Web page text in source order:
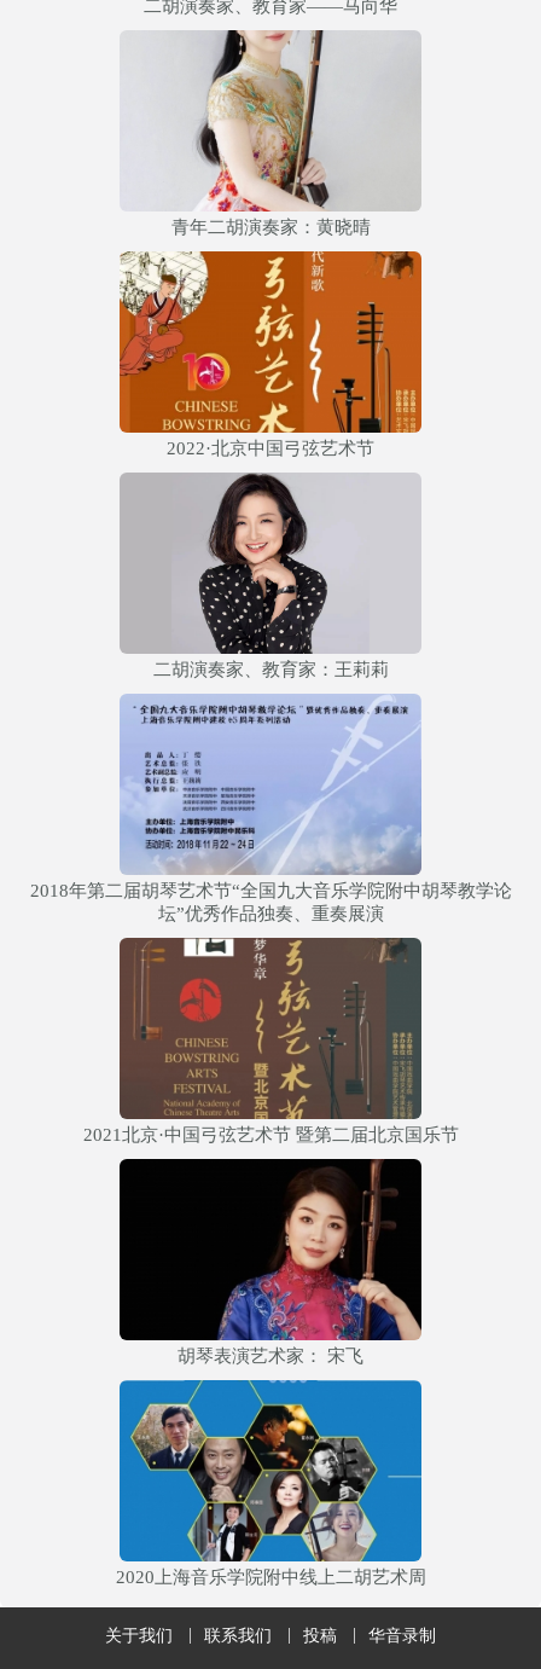
二胡演奏家、教育家——马向华
青年二胡演奏家：黄晓晴
2022·北京中国弓弦艺术节
二胡演奏家、教育家：王莉莉
2018年第二届胡琴艺术节“全国九大音乐学院附中胡琴教学论
坛”优秀作品独奏、重奏展演
2021北京·中国弓弦艺术节 暨第二届北京国乐节
胡琴表演艺术家： 宋飞
2020上海音乐学院附中线上二胡艺术周
关于我们 联系我们 投稿 华音录制